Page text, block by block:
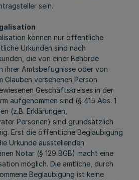
sein.
können nur öffentliche
Urkunden sind nach
die von einer Behörde
ihrer Amtsbefugnisse oder von
versehenen Person
Geschäftskreises in der
aufgenommen sind (§ 415 Abs. 1
(z.B. Erklärungen,
Personen) sind grundsätzlich
Erst die öffentliche Beglaubigung
Urkunde ausstellenden
Notar (§ 129 BGB) macht eine
möglich. Die amtliche, durch
Beglaubigung ist keine